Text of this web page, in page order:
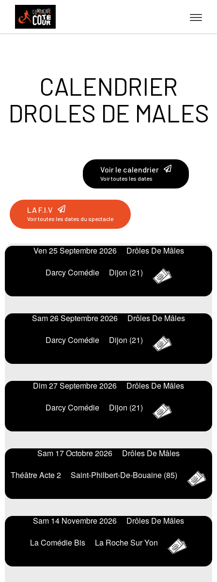
CALENDRIER
DROLES DE MALES
Voir le calendrier
Voir toutes les dates
LA F.I.V
Voir toutes les dates du spectacle
Ven 25 Septembre 2026
Drôles De Mâles
Darcy Comédie
Dijon (21)
Sam 26 Septembre 2026
Drôles De Mâles
Darcy Comédie
Dijon (21)
Dim 27 Septembre 2026
Drôles De Mâles
Darcy Comédie
Dijon (21)
Sam 17 Octobre 2026
Drôles De Mâles
Théâtre Acte 2
Saint-Philbert-De-Bouaine (85)
Sam 14 Novembre 2026
Drôles De Mâles
La Comédie Bis
La Roche Sur Yon